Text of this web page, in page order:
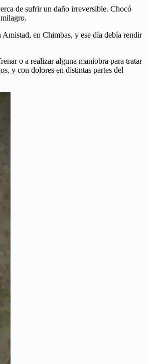
de sufrir un daño irreversible. Chocó
en Chimbas, y ese día debía rendir
o a realizar alguna maniobra para tratar
y con dolores en distintas partes del